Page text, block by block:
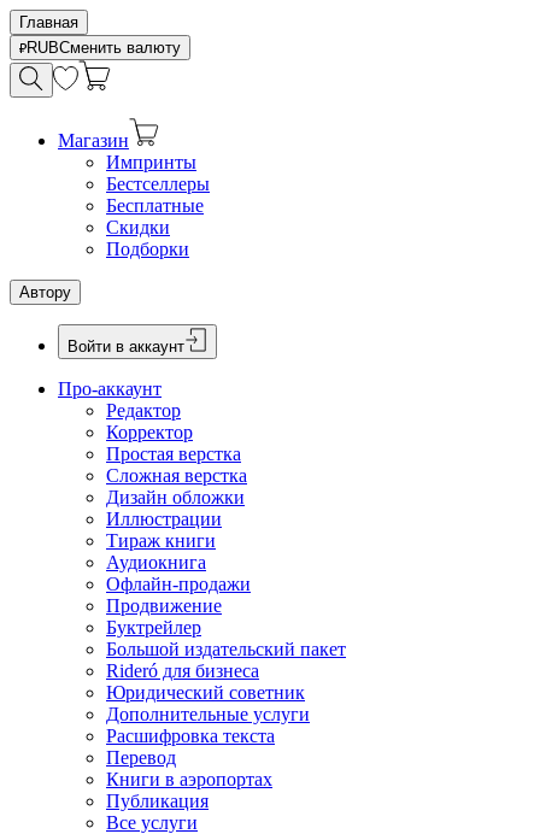
Главная
RUBСменить валюту
Магазин
Импринты
Бестселлеры
Бесплатные
Скидки
Подборки
Автору
Войти в аккаунт
Про-аккаунт
Редактор
Корректор
Простая верстка
Сложная верстка
Дизайн обложки
Иллюстрации
Тираж книги
Аудиокнига
Офлайн-продажи
Продвижение
Буктрейлер
Большой издательский пакет
Rideró для бизнеса
Юридический советник
Дополнительные услуги
Расшифровка текста
Перевод
Книги в аэропортах
Публикация
Все услуги